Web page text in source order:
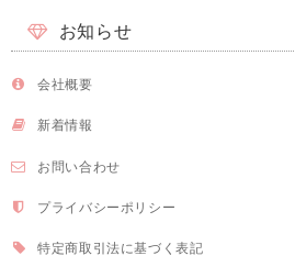
お知らせ
会社概要
新着情報
お問い合わせ
プライバシーポリシー
特定商取引法に基づく表記